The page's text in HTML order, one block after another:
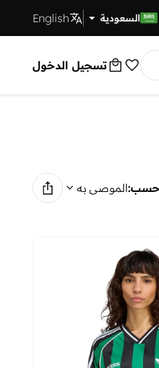
السعودية English
تسجيل الدخول
حسب:الموصى به